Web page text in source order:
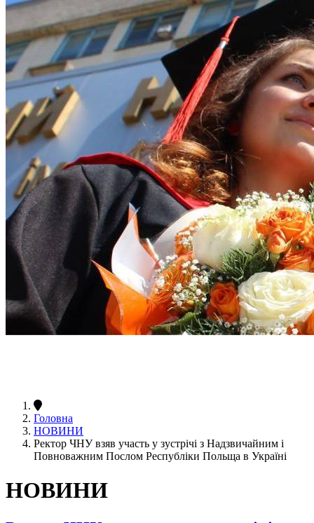
Головна
НОВИНИ
Ректор ЧНУ взяв участь у зустрічі з Надзвичайним і
Повноважним Послом Республіки Польща в Україні
НОВИНИ